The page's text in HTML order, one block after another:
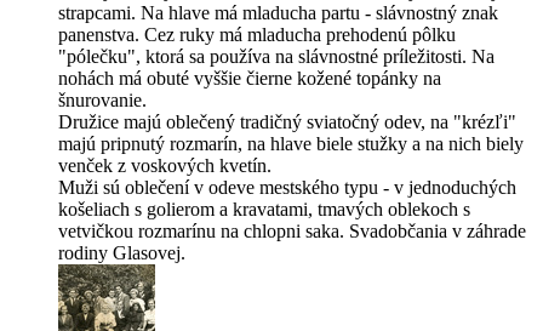
strapcami. Na hlave má mladucha partu - slávnostný znak
panenstva. Cez ruky má mladucha prehodenú pôlku
"pólečku", ktorá sa používa na slávnostné príležitosti. Na
nohách má obuté vyššie čierne kožené topánky na
šnurovanie.
Družice majú oblečený tradičný sviatočný odev, na "krézľi"
majú pripnutý rozmarín, na hlave biele stužky a na nich biely
venček z voskových kvetín.
Muži sú oblečení v odeve mestského typu - v jednoduchých
košeliach s golierom a kravatami, tmavých oblekoch s
vetvičkou rozmarínu na chlopni saka. Svadobčania v záhrade
rodiny Glasovej.